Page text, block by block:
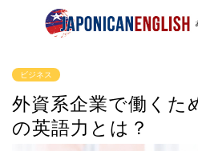
ビジネス
外資系企業で働くた
の英語力とは？